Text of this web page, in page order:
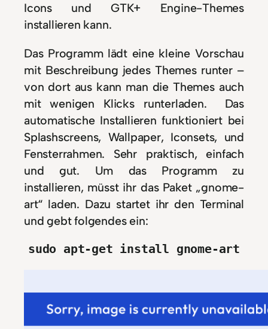
Icons und GTK+ Engine-Themes
installieren kann.
Das Programm lädt eine kleine Vorschau
mit Beschreibung jedes Themes runter –
von dort aus kann man die Themes auch
mit wenigen Klicks runterladen. Das
automatische Installieren funktioniert bei
Splashscreens, Wallpaper, Iconsets, und
Fensterrahmen. Sehr praktisch, einfach
und gut. Um das Programm zu
installieren, müsst ihr das Paket „gnome-
art“ laden. Dazu startet ihr den Terminal
und gebt folgendes ein:
sudo apt-get install gnome-art